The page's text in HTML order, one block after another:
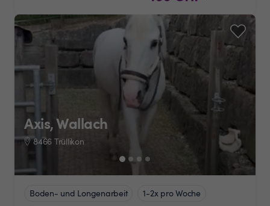
Axis, Wallach
8466 Trüllikon
Boden- und Longenarbeit
1-2x pro Woche